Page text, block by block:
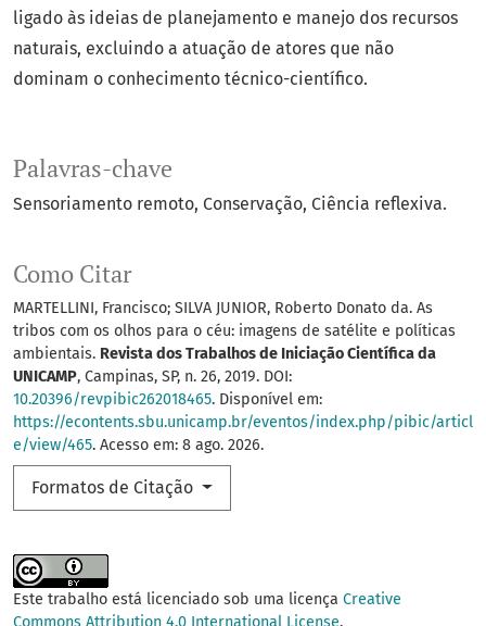
Palavras-chave
Sensoriamento remoto Conservação Ciência reflexiva.
Como Citar
MARTELLINI, Francisco; SILVA JUNIOR, Roberto Donato da. As
tribos com os olhos para o céu: imagens de satélite e políticas
ambientais. Revista dos Trabalhos de Iniciação Científica da
UNICAMP, Campinas, SP, n. 26, 2019. DOI:
10.20396/revpibic262018465. Disponível em:
https://econtents.sbu.unicamp.br/eventos/index.php/pibic/articl
e/view/465. Acesso em: 8 ago. 2026.
Formatos de Citação
ligado às ideias de planejamento e manejo dos recursos
naturais, excluindo a atuação de atores que não
dominam o conhecimento técnico-científico.
Este trabalho está licenciado sob uma licença Creative